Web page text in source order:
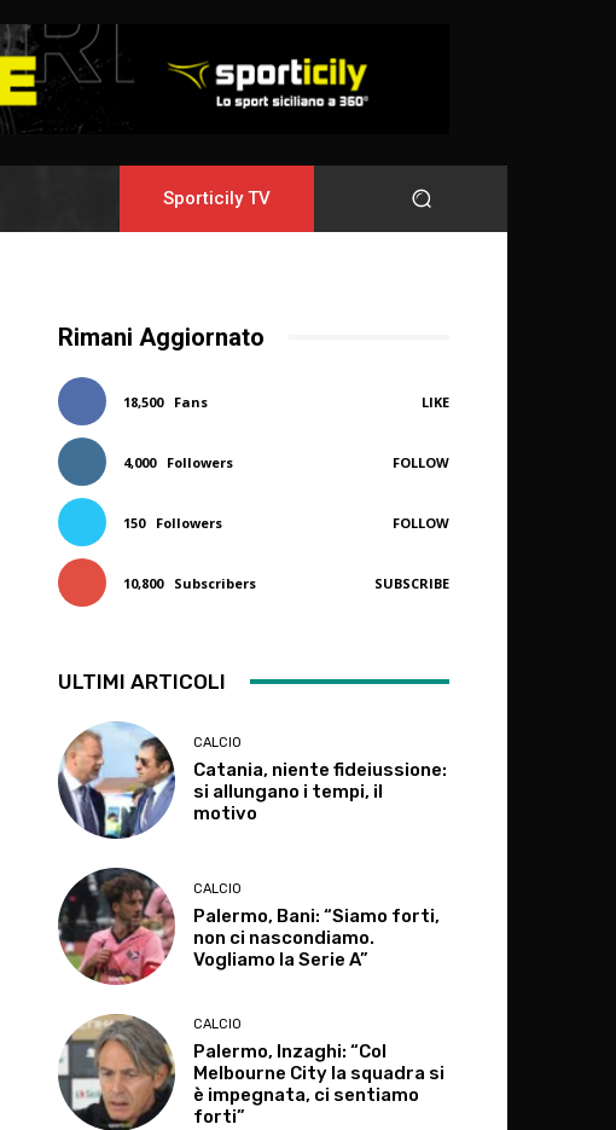
Sporticily TV
Rimani Aggiornato
18,500 Fans LIKE
4,000 Followers FOLLOW
150 Followers FOLLOW
10,800 Subscribers SUBSCRIBE
ULTIMI ARTICOLI
CALCIO
Catania, niente fideiussione:
si allungano i tempi, il
motivo
CALCIO
Palermo, Bani: “Siamo forti,
non ci nascondiamo.
Vogliamo la Serie A”
CALCIO
Palermo, Inzaghi: “Col
Melbourne City la squadra si
è impegnata, ci sentiamo
forti”